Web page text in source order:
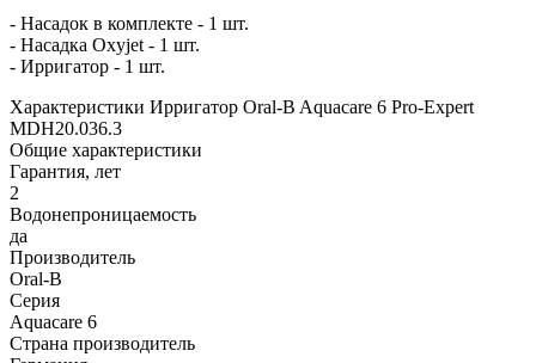
- Насадок в комплекте - 1 шт.
- Насадка Oxyjet - 1 шт.
- Ирригатор - 1 шт.
Характеристики Ирригатор Oral-B Aquacare 6 Pro-Expert
MDH20.036.3
Общие характеристики
Гарантия, лет
2
Водонепроницаемость
да
Производитель
Oral-B
Серия
Aquacare 6
Страна производитель